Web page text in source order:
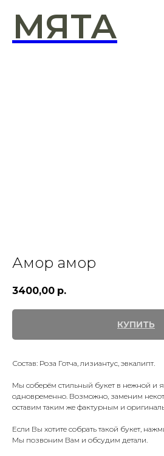
МЯТА
Амор амор
3400,00 р.
КУПИТЬ
Состав: Роза Готча, лизиантус, эвкалипт.
Мы соберём стильный букет в нежной и
одновременно. Возможно, заменим
оставим таким же фактурным и
Если Вы хотите собрать такой букет,
Мы позвоним Вам и обсудим детали.